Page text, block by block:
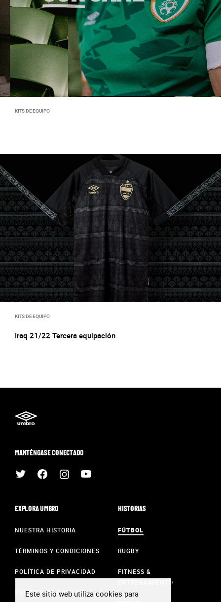
KITS DE EQUIPO
KITS DE EQUIPO
Iraq 21/22 Tercera equipación
MANTÉNGASE CONECTADO
EXPLORA UMBRO
NUESTRA HISTORIA
TÉRMINOS Y CONDICIONES
POLÍTICA DE PRIVACIDAD
POLÍTICA DE COOKIES
HISTORIAS
FÚTBOL
RUGBY
FITNESS &
ENTRENAMIENTO
Este sitio web utiliza cookies para